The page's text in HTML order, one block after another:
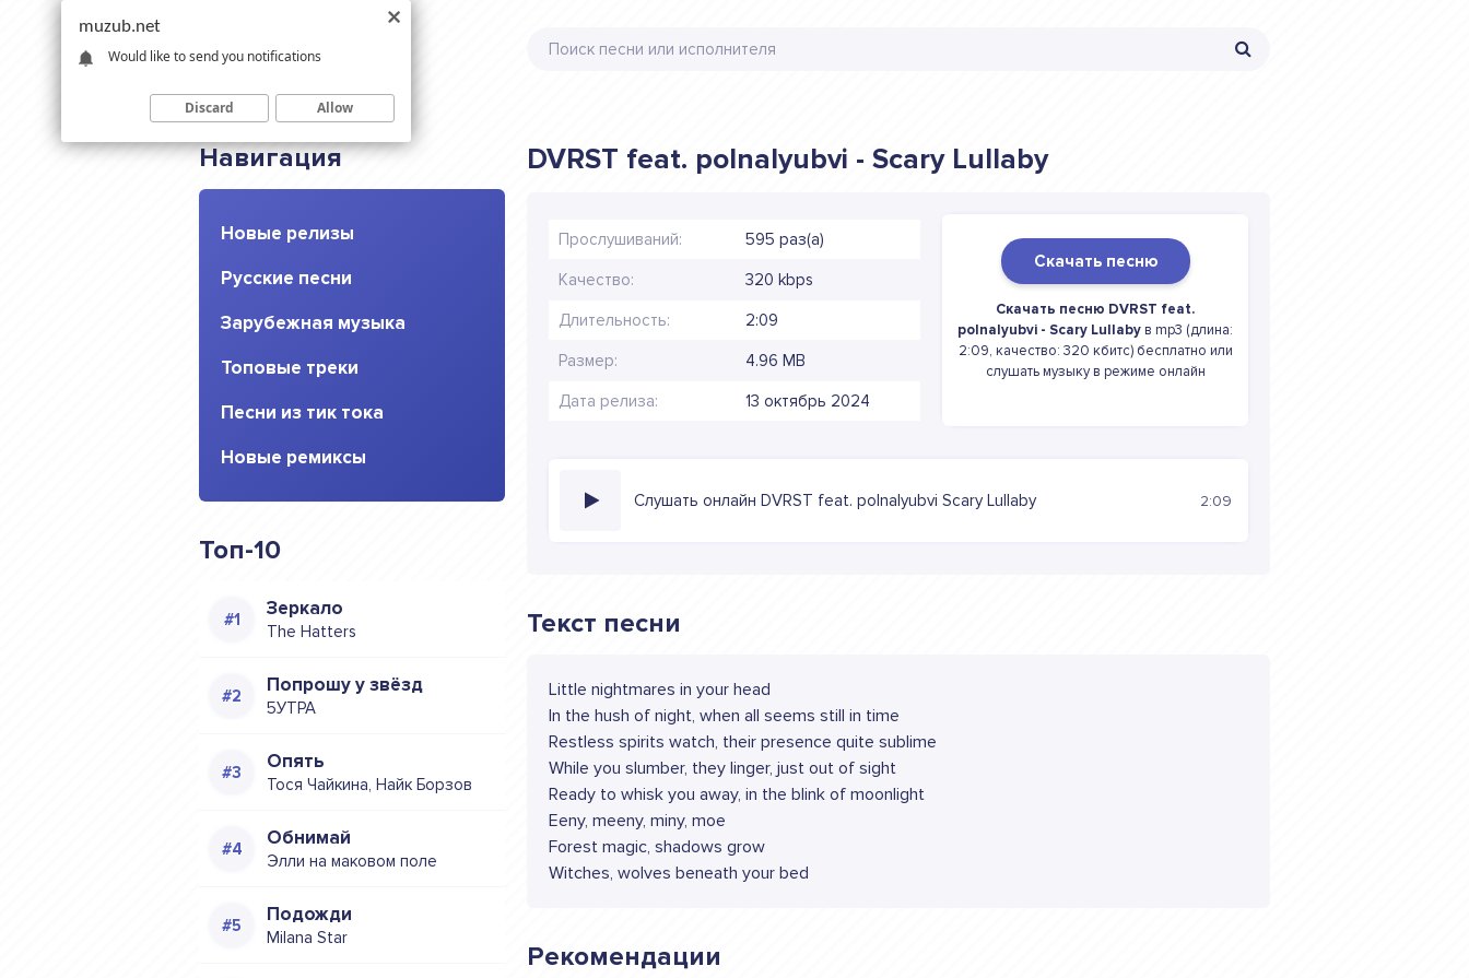
Навигация
Новые релизы
Русские песни
Зарубежная музыка
Топовые треки
Песни из тик тока
Новые ремиксы
Топ-10
Зеркало
The Hatters
Попрошу у звёзд
5УТРА
Опять
Тося Чайкина, Найк Борзов
Обнимай
Элли на маковом поле
Подожди
Milana Star
DVRST feat. polnalyubvi - Scary Lullaby
Прослушиваний: 595 раз(а)
Качество: 320 kbps
Длительность: 2:09
Размер: 4.96 MB
Дата релиза: 13 октябрь 2024
Скачать песню
Скачать песню DVRST feat.
polnalyubvi - Scary Lullaby в mp3 (длина:
2:09, качество: 320 кбитс) бесплатно или
слушать музыку в режиме онлайн
Слушать онлайн DVRST feat. polnalyubvi Scary Lullaby 2:09
Текст песни
Little nightmares in your head
In the hush of night, when all seems still in time
Restless spirits watch, their presence quite sublime
While you slumber, they linger, just out of sight
Ready to whisk you away, in the blink of moonlight
Eeny, meeny, miny, moe
Forest magic, shadows grow
Witches, wolves beneath your bed
Рекомендации
muzub.net
Would like to send you notifications
Discard Allow